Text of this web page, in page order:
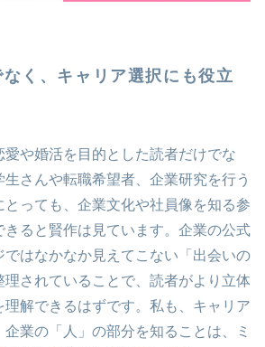
く、キャリア選択にも役立
愛や婚活を目的とした読者だけでな
生さんや転職希望者、企業研究を行う
とっても、企業文化や社員像を知る参
きると賢作は見ています。企業の公式
ではなかなか見えてこない「出会いの
理されていることで、読者がより立体
理解できるはずです。私も、キャリア
業の「人」の部分を知ることは、ミ